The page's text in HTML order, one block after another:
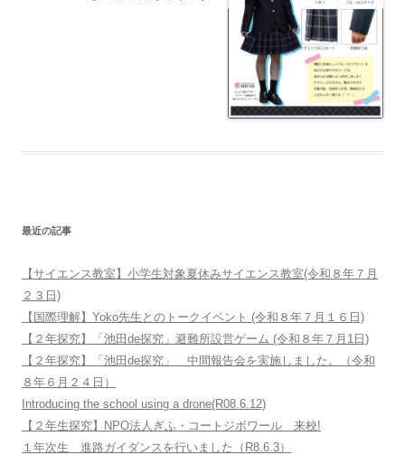
最近の記事
【サイエンス教室】小学生対象夏休みサイエンス教室(令和８年７月
２３日)
【国際理解】Yoko先生とのトークイベント (令和８年７月１６日)
【２年探究】「池田de探究」避難所設営ゲーム (令和８年７月1日)
【２年探究】「池田de探究」 中間報告会を実施しました。（令和
８年６月２４日）
Introducing the school using a drone(R08.6.12)
【２年生探究】NPO法人ぎふ・コートジボワール 来校!
１年次生 進路ガイダンスを行いました（R8.6.3）